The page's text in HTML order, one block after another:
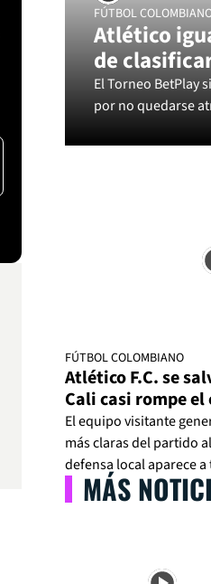
FÚTBOL
Atlético
de
El Torneo BetPlay
por no quedarse
FÚTBOL COLOMBIANO
Atlético F.C. se
Cali casi rompe el
El equipo visitante
más claras del partido
defensa local aparece
MÁS